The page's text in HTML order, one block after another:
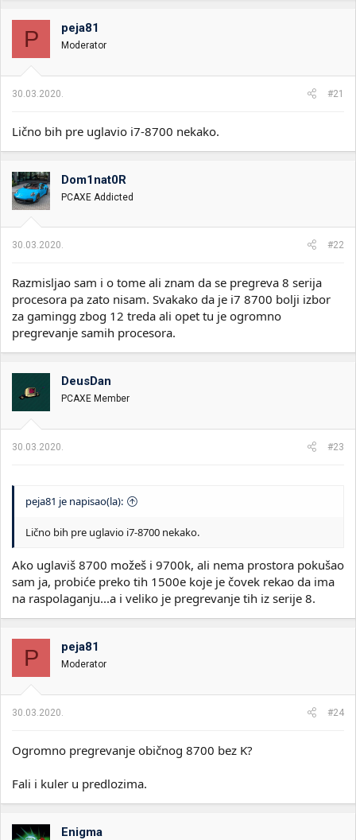
P peja81
Moderator
30.03.2020. #21
Lično bih pre uglavio i7-8700 nekako.
Dom1nat0R
PCAXE Addicted
30.03.2020. #22
Razmisljao sam i o tome ali znam da se pregreva 8 serija
procesora pa zato nisam. Svakako da je i7 8700 bolji izbor
za gamingg zbog 12 treda ali opet tu je ogromno
pregrevanje samih procesora.
DeusDan
PCAXE Member
30.03.2020. #23
peja81 je napisao(la):
Lično bih pre uglavio i7-8700 nekako.
Ako uglaviš 8700 možeš i 9700k, ali nema prostora pokušao
sam ja, probiće preko tih 1500e koje je čovek rekao da ima
na raspolaganju...a i veliko je pregrevanje tih iz serije 8.
P peja81
Moderator
30.03.2020. #24
Ogromno pregrevanje običnog 8700 bez K?
Fali i kuler u predlozima.
Enigma